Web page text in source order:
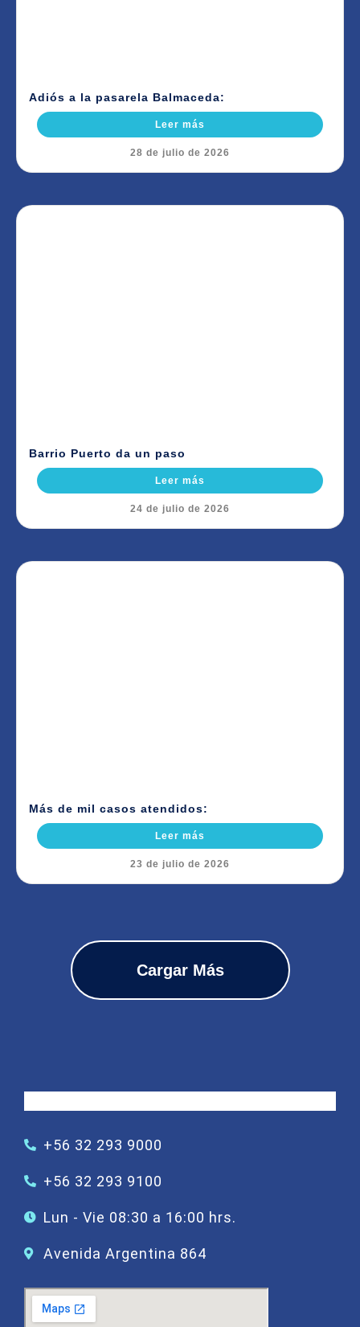
Adiós a la pasarela Balmaceda:
Leer más
28 de julio de 2026
Barrio Puerto da un paso
Leer más
24 de julio de 2026
Más de mil casos atendidos:
Leer más
23 de julio de 2026
Cargar Más
+56 32 293 9000
+56 32 293 9100
Lun - Vie 08:30 a 16:00 hrs.
Avenida Argentina 864